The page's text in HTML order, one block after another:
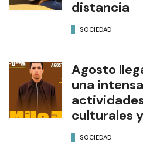
distancia
SOCIEDAD
Agosto
una
culturales
SOCIEDAD